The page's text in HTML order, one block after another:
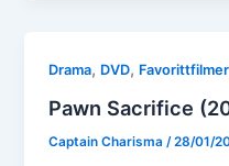
Drama, DVD,
Pawn Sacrifice
Captain Charisma /28/01/